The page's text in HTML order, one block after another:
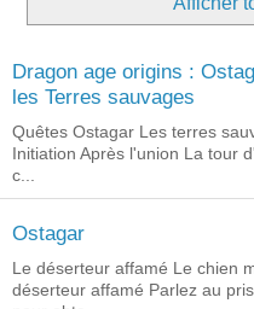
Dragon age origins :
les Terres sauvages
Quêtes Ostagar Les terres
Initiation Après l'union La tour
c...
Ostagar
Le déserteur affamé Le chien
déserteur affamé Parlez au